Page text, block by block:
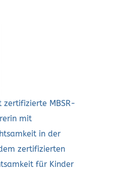
MBSR-
mit
in der
zertifizierten
für Kinder